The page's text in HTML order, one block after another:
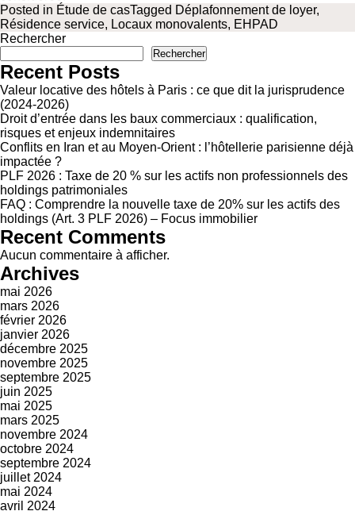
Posted in Étude de casTagged Déplafonnement de loyer,
Résidence service, Locaux monovalents, EHPAD
Rechercher
Rechercher
Recent Posts
Valeur locative des hôtels à Paris : ce que dit la jurisprudence
(2024-2026)
Droit d’entrée dans les baux commerciaux : qualification,
risques et enjeux indemnitaires
Conflits en Iran et au Moyen-Orient : l’hôtellerie parisienne déjà
impactée ?
PLF 2026 : Taxe de 20 % sur les actifs non professionnels des
holdings patrimoniales
FAQ : Comprendre la nouvelle taxe de 20% sur les actifs des
holdings (Art. 3 PLF 2026) – Focus immobilier
Recent Comments
Aucun commentaire à afficher.
Archives
mai 2026
mars 2026
février 2026
janvier 2026
décembre 2025
novembre 2025
septembre 2025
juin 2025
mai 2025
mars 2025
novembre 2024
octobre 2024
septembre 2024
juillet 2024
mai 2024
avril 2024